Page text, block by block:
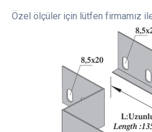
Özel ölçüler için lütfen firmamız